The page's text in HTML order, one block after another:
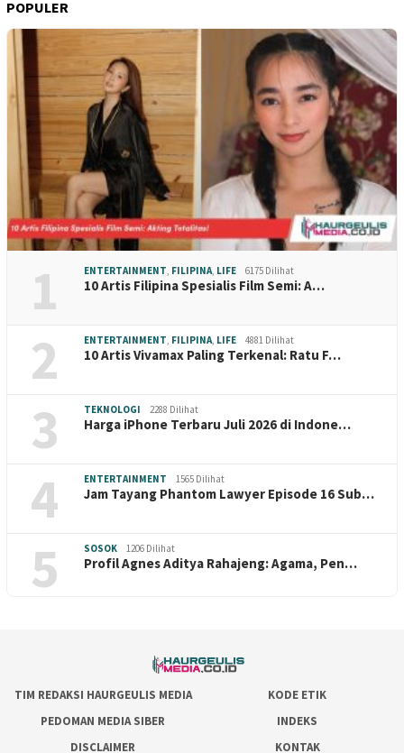
POPULER
1 ENTERTAINMENT FILIPINA LIFE 6175 Dilihat
10 Artis Filipina Spesialis Film Semi: A…
2 ENTERTAINMENT FILIPINA LIFE 4881 Dilihat
10 Artis Vivamax Paling Terkenal: Ratu F…
3 TEKNOLOGI 2288 Dilihat
Harga iPhone Terbaru Juli 2026 di Indone…
4 ENTERTAINMENT 1565 Dilihat
Jam Tayang Phantom Lawyer Episode 16 Sub…
5 SOSOK 1206 Dilihat
Profil Agnes Aditya Rahajeng: Agama, Pen…
TIM REDAKSI HAURGEULIS MEDIA
KODE ETIK
PEDOMAN MEDIA SIBER
INDEKS
DISCLAIMER
KONTAK